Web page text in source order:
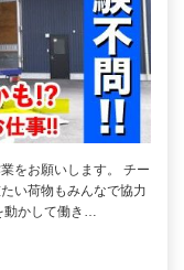
をお願いします。 チー
い荷物もみんなで協力
動かして働き…